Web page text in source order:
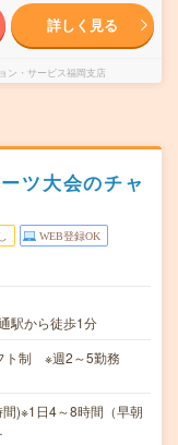
詳しく見る
ン・サービス福岡支店
ツ大会のチャ
WEB登録OK
駅から徒歩1分
ト制 ※週2～5勤務
)※1日4～8時間（早朝